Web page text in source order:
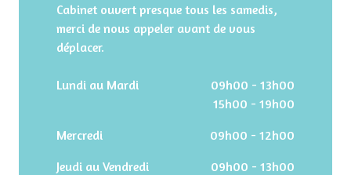
Cabinet ouvert presque tous les samedis,
merci de nous appeler avant de vous
déplacer.
Lundi au Mardi
09h00 - 13h00
15h00 - 19h00
Mercredi
09h00 - 12h00
Jeudi au Vendredi
09h00 - 13h00